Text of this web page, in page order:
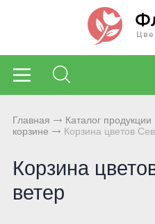
Главная Каталог продукции
корзине
Корзина цветов
Корзина
ветер